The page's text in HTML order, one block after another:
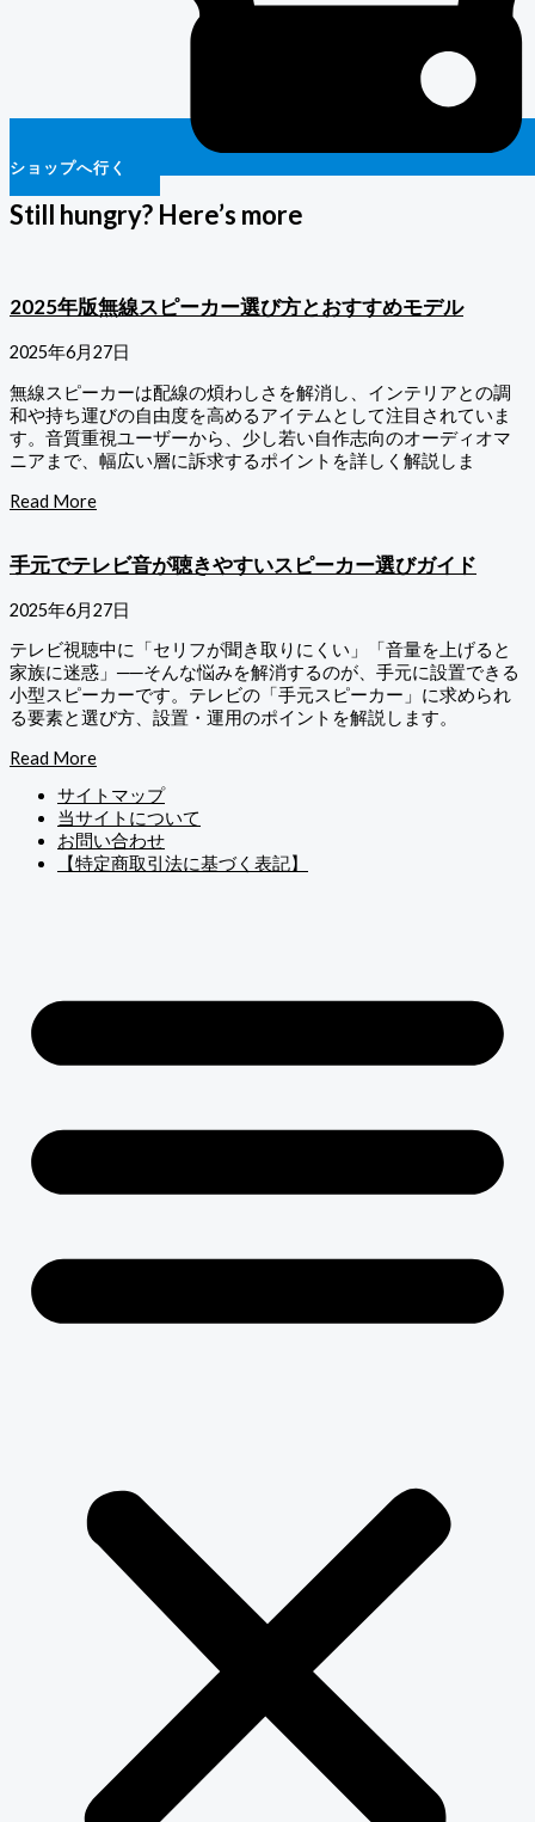
ショップへ行く
Still hungry? Here’s more
2025年版無線スピーカー選び方とおすすめモデル
2025年6月27日
無線スピーカーは配線の煩わしさを解消し、インテリアとの調
和や持ち運びの自由度を高めるアイテムとして注目されていま
す。音質重視ユーザーから、少し若い自作志向のオーディオマ
ニアまで、幅広い層に訴求するポイントを詳しく解説しま
Read More
手元でテレビ音が聴きやすいスピーカー選びガイド
2025年6月27日
テレビ視聴中に「セリフが聞き取りにくい」「音量を上げると
家族に迷惑」──そんな悩みを解消するのが、手元に設置できる
小型スピーカーです。テレビの「手元スピーカー」に求められ
る要素と選び方、設置・運用のポイントを解説します。
Read More
サイトマップ
当サイトについて
お問い合わせ
【特定商取引法に基づく表記】